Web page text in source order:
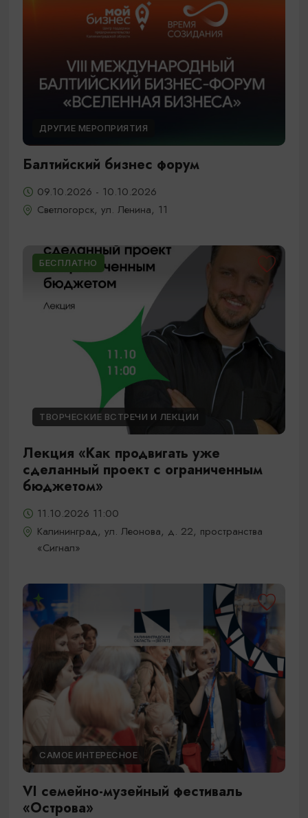
ДРУГИЕ МЕРОПРИЯТИЯ
Балтийский бизнес форум
09.10.2026 - 10.10.2026
Светлогорск, ул. Ленина, 11
БЕСПЛАТНО
ТВОРЧЕСКИЕ ВСТРЕЧИ И ЛЕКЦИИ
Лекция «Как продвигать уже
сделанный проект с ограниченным
бюджетом»
11.10.2026 11:00
Калининград, ул. Леонова, д. 22, пространства
«Сигнал»
САМОЕ ИНТЕРЕСНОЕ
VI семейно-музейный фестиваль
«Острова»